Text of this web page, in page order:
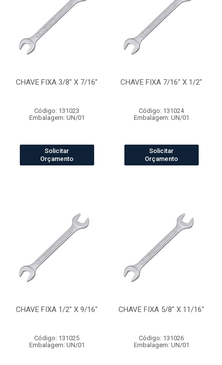
CHAVE FIXA 3/8" X 7/16"
Código: 131023
Embalagem: UN/01
Solicitar
Orçamento
CHAVE FIXA 7/16" X 1/2"
Código: 131024
Embalagem: UN/01
Solicitar
Orçamento
CHAVE FIXA 1/2" X 9/16"
Código: 131025
Embalagem: UN/01
CHAVE FIXA 5/8" X 11/16"
Código: 131026
Embalagem: UN/01